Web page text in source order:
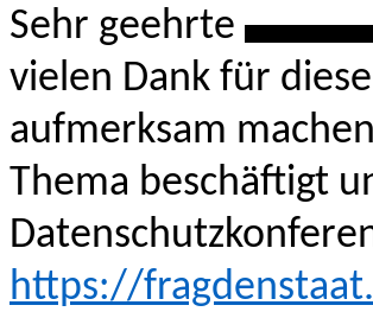
Sehr geehrte
vielen Dank für
aufmerksam
Thema beschäftigt
https://